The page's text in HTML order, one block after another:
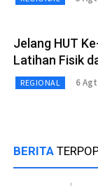
Jelang HUT
Latihan Fisik
REGIONAL 6
BERITA